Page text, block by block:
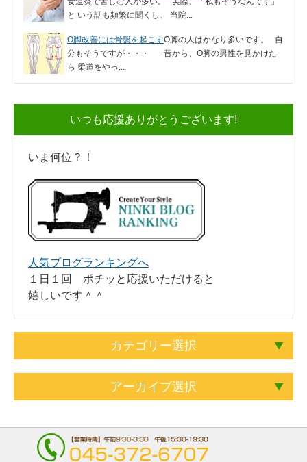
と いう話も頻繁に聞くし、 当院...
O脚改善には骨盤を起こすO脚の人はかなり多いです。 自
分もそうですが・・・ 昔から、O脚の男性を見かけた
ら 柔道をやっ...
いつも応援ありがとうございます!
いま何位？！
人気ブログランキングへ
１日１回 ポチッと応援いただけると
嬉しいです＾＾
カテゴリー選択
アーカイブ選択